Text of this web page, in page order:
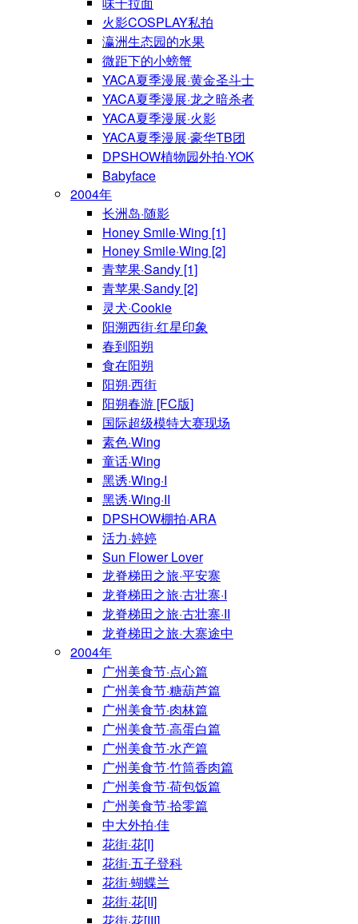
火影COSPLAY私拍
瀛洲生态园的水果
微距下的小螃蟹
YACA夏季漫展·黄金圣斗士
YACA夏季漫展·龙之暗杀者
YACA夏季漫展·火影
YACA夏季漫展·豪华TB团
DPSHOW植物园外拍·YOK
Babyface
2004年
长洲岛·随影
Honey Smile·Wing [1]
Honey Smile·Wing [2]
青苹果·Sandy [1]
青苹果·Sandy [2]
灵犬·Cookie
阳溯西街·红星印象
春到阳朔
食在阳朔
阳朔·西街
阳朔春游 [FC版]
国际超级模特大赛现场
素色·Wing
童话·Wing
黑诱·Wing·I
黑诱·Wing·II
DPSHOW棚拍·ARA
活力·婷婷
Sun Flower Lover
龙脊梯田之旅·平安寨
龙脊梯田之旅·古壮寨·I
龙脊梯田之旅·古壮寨·II
龙脊梯田之旅·大寨途中
2004年
广州美食节·点心篇
广州美食节·糖葫芦篇
广州美食节·肉林篇
广州美食节·高蛋白篇
广州美食节·水产篇
广州美食节·竹筒香肉篇
广州美食节·荷包饭篇
广州美食节·拾零篇
中大外拍·佳
花街·花[I]
花街·五子登科
花街·蝴蝶兰
花街·花[II]